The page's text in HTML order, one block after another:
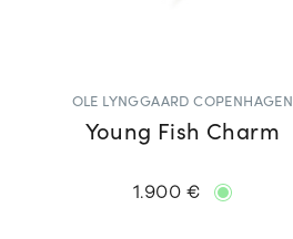
OLE LYNGGAARD COPENHAGEN
Young Fish Charm
1.900 €